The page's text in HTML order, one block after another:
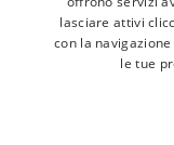
Mettendo
di
secondo una
si rivolge
e il suo
lasciare attivi
con la
le tue